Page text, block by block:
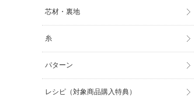
芯材・裏地
糸
パターン
レシピ（対象商品購入特典）